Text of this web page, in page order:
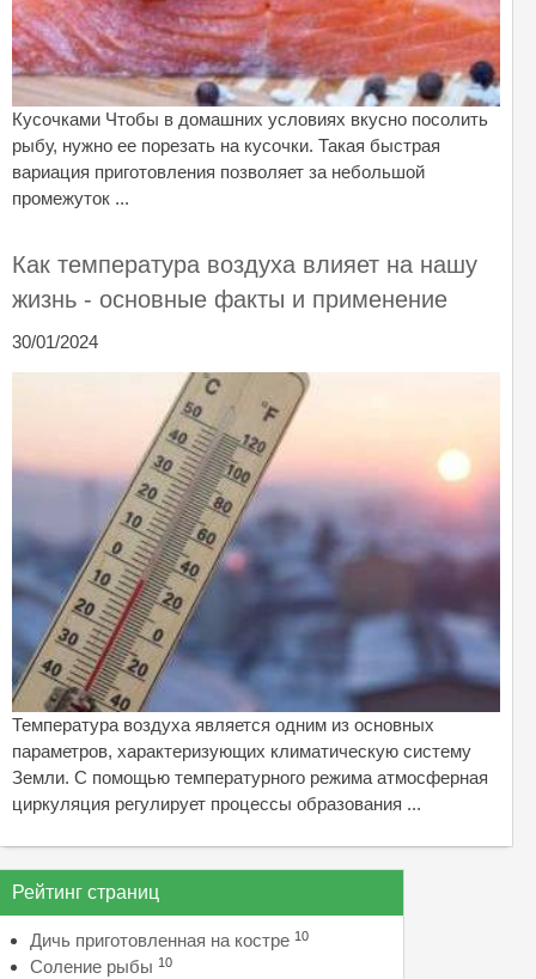
Кусочками Чтобы в домашних условиях вкусно посолить
рыбу, нужно ее порезать на кусочки. Такая быстрая
вариация приготовления позволяет за небольшой
промежуток ...
Как температура воздуха влияет на нашу
жизнь - основные факты и применение
30/01/2024
Температура воздуха является одним из основных
параметров, характеризующих климатическую систему
Земли. С помощью температурного режима атмосферная
циркуляция регулирует процессы образования ...
Рейтинг страниц
Дичь приготовленная на костре 10
Соление рыбы 10